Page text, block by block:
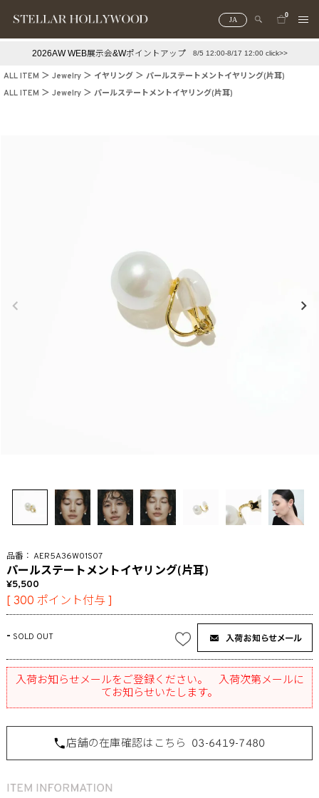
JA
0
#スタッフイチ押し（通勤パールアクセ） ＃写真映えアクセ
2026AW WEB展示会&Wポイントアップ 8/5 12:00-8/17 12:00 click>>
ALL ITEM Jewelry イヤリング
パールステートメントイヤリング(片耳)
ALL ITEM
Jewelry パールステートメントイヤリング(片耳)
AER5A36W01S07
パールステートメントイヤリング(片耳)
5,500
[ 300 ポイント付与 ]
- SOLD OUT
入荷お知らせメールをご登録ください。 入荷次第メールに
てお知らせいたします。
店舗の在庫確認はこちら 03-6419-7480